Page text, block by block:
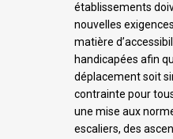
établissements
nouvelles
matière
handicapées afin
déplacement soit
contrainte pour
une mise aux
escaliers, des